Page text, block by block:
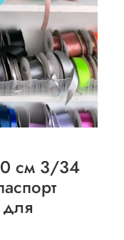
см 3/34